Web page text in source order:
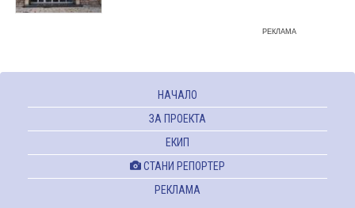
РЕКЛАМА
НАЧАЛО
ЗА ПРОЕКТА
ЕКИП
СТАНИ РЕПОРТЕР
РЕКЛАМА